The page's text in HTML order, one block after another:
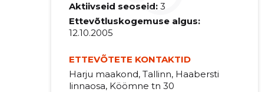
Aktiivseid seoseid: 3
Ettevõtluskogemuse algus:
12.10.2005
ETTEVÕTETE KONTAKTID
Harju maakond, Tallinn, Haabersti
linnaosa, Köömne tn 30